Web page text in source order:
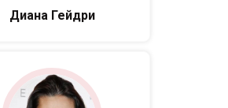
Диана Гейдри